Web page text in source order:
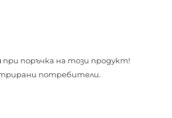
при поръчка на този продукт!
потребители.